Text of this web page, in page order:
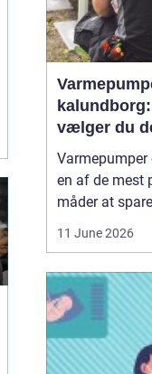
vælger du
rigtige
Varmepumper
en af de mest
måder at
Kalundborg
samme
vi skifte den
varmekilde ud,
11 June 2026